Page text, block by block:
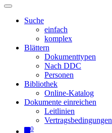
Suche
einfach
komplex
Blättern
Dokumenttypen
Nach DDC
Personen
Bibliothek
Online-Katalog
Dokumente einreichen
Leitlinien
Vertragsbedingungen
0